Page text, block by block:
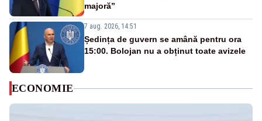
majoră”
7 aug. 2026, 14:51
Ședința de guvern se amână pentru ora
15:00. Bolojan nu a obținut toate avizele
ECONOMIE